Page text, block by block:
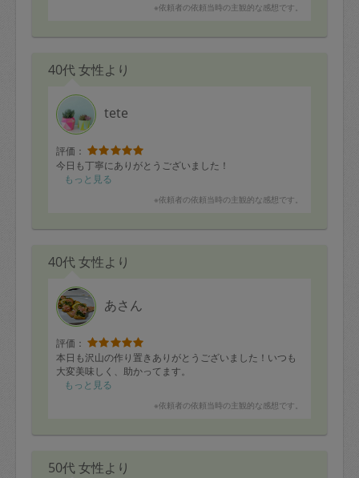
2. 定期契約キャンセル（定期契約のみ）
定期契約をキャンセルする場合、毎週定
期は月2回まで隔週定期は月1回までキャ
ンセル料は発生しません。それ以上はキ
ャンセル料が発生します。
・1回につき1,200円※
い。
※キャンセル料金の設定について：
定期依頼1回（3時間）の金額とスポット
1回（3時間）依頼した場合の金額の差額
相当で料金設定されています。
※依頼者の依頼当時の主観的な感想です。
40代 女性より
tete
評価：
今日も丁寧にありがとうございました！
もっと見る
※依頼者の依頼当時の主観的な感想です。
40代 女性より
あさん
評価：
本日も沢山の作り置きありがとうございました！いつも
大変美味しく、助かってます。
もっと見る
※依頼者の依頼当時の主観的な感想です。
50代 女性より